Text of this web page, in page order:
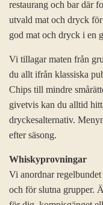
restaurang och bar där
utvald mat och dryck
god mat och dryck i en
Vi tillagar maten från
du allt ifrån klassiska
Chips till mindre
givetvis kan du alltid
dryckesalternativ.
efter säsong.
Whiskyprovningar
Vi anordnar
och för slutna grupper.